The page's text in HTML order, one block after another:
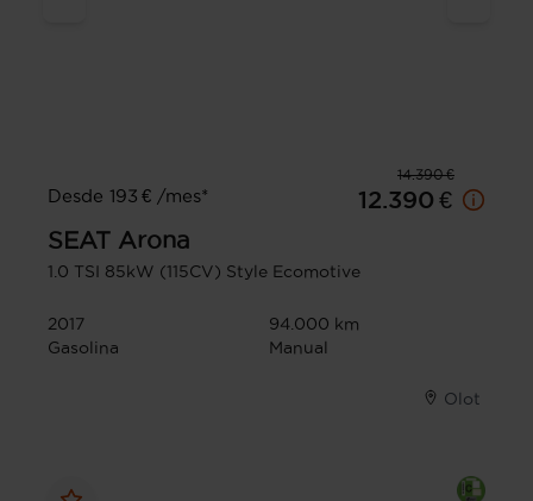
14.390 €
Desde 193 € /mes*
12.390 €
SEAT Arona
1.0 TSI 85kW (115CV) Style Ecomotive
2017
94.000 km
Gasolina
Manual
Olot